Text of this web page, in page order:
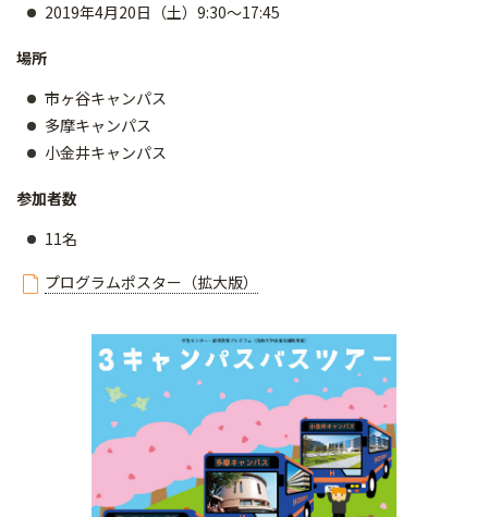
2019年4月20日（土）9:30～17:45
場所
市ヶ谷キャンパス
多摩キャンパス
小金井キャンパス
参加者数
11名
プログラムポスター（拡大版）